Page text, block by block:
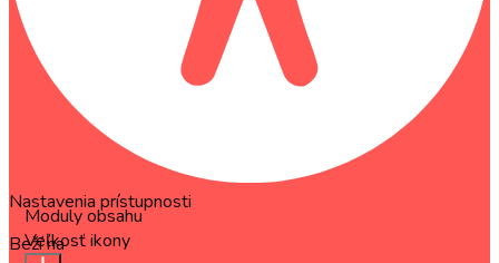
Nastavenia prístupnosti
Beží naOneTap
Moduly obsahu
Veľkosť ikony